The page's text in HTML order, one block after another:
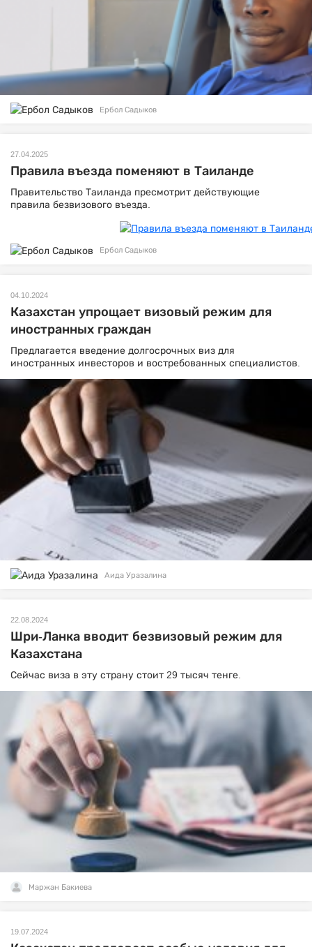
Ербол Садыков
27.04.2025
Правила въезда поменяют в Таиланде
Правительство Таиланда пресмотрит действующие
правила безвизового въезда.
Ербол Садыков
04.10.2024
Казахстан упрощает визовый режим для
иностранных граждан
Предлагается введение долгосрочных виз для
иностранных инвесторов и востребованных специалистов.
Аида Уразалина
22.08.2024
Шри-Ланка вводит безвизовый режим для
Казахстана
Сейчас виза в эту страну стоит 29 тысяч тенге.
Маржан Бакиева
19.07.2024